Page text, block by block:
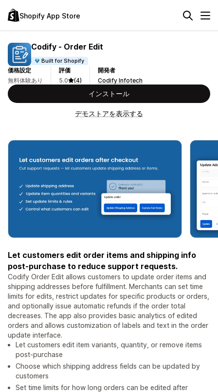
Shopify App Store
Codify ‑ Order Edit
Built for Shopify
価格設定
無料体験あり
評価
5.0
(4)
開発者
Codify Infotech
インストール
デモストアを表示する
Let customers edit order items and shipping info
post-purchase to reduce support requests.
Codify Order Edit allows customers to update order items and
shipping addresses before fulfillment. Merchants can set time
limits for edits, restrict updates for specific products or orders,
and optionally issue automatic refunds if the order total
decreases. The app also provides basic analytics of edited
orders and allows customization of labels and text in the order
update interface.
Let customers edit item variants, quantity, or remove items
post-purchase
Choose which shipping address fields can be updated by
customers
Set time limits for how long orders can be edited after